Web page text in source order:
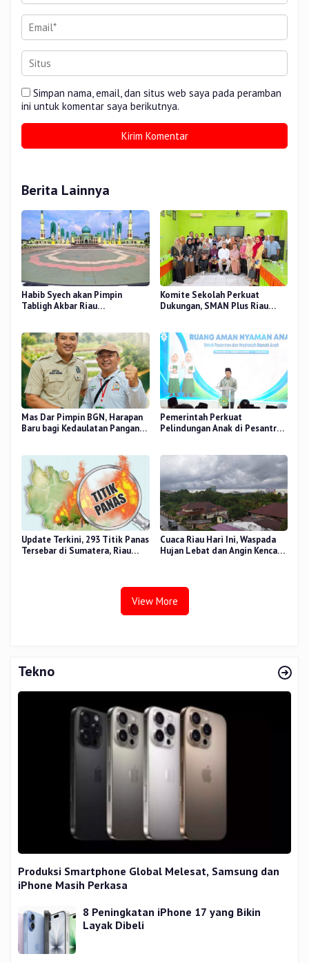
Simpan nama, email, dan situs web saya pada peramban
ini untuk komentar saya berikutnya.
Berita Lainnya
Habib Syech akan Pimpin
Tabligh Akbar Riau
Komite Sekolah Perkuat
Dukungan, SMAN Plus Riau
Mas Dar Pimpin BGN, Harapan
Baru bagi Kedaulatan Pangan
Pemerintah Perkuat
Pelindungan Anak di Pesantren
Update Terkini, 293 Titik Panas
Tersebar di Sumatera, Riau
Cuaca Riau Hari Ini, Waspada
Hujan Lebat dan Angin Kencang
View More
Tekno
Produksi Smartphone Global Melesat, Samsung dan
iPhone Masih Perkasa
8 Peningkatan iPhone 17 yang Bikin
Layak Dibeli